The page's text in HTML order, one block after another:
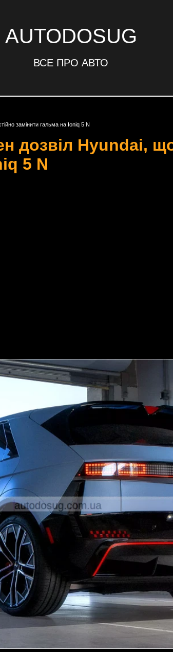
AUTODOSUG
ВСЕ ПРО АВТО
замінити гальма на Ioniq 5 N
дозвіл Hyundai,
5 N